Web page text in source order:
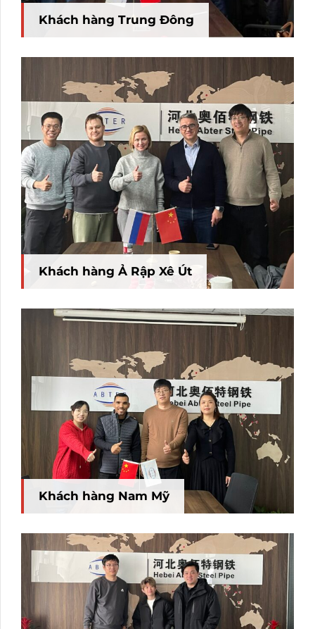
Khách hàng Trung Đông
Khách hàng Ả Rập Xê Út
Khách hàng Nam Mỹ